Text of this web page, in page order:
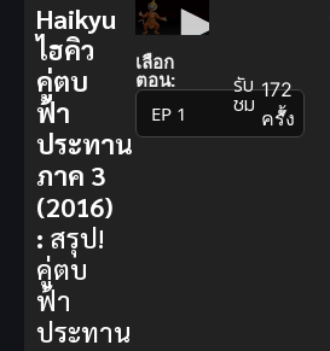
เลือก
ตอน:
▼
รับ
ชม 172
ครั้ง
Haikyu
ไฮคิว
คู่ตบ
ฟ้า
ประทาน
ภาค 3
(2016)
: สรุป!
คู่ตบ
ฟ้า
ประทาน